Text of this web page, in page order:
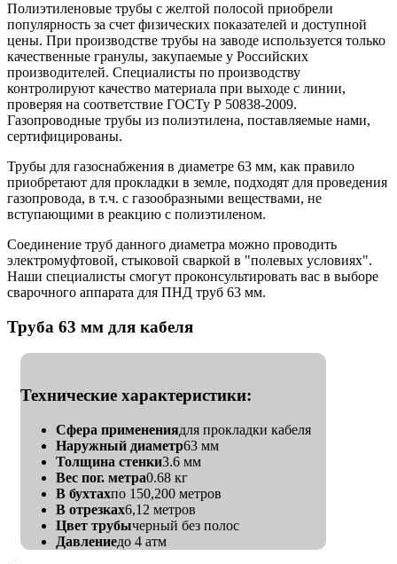
Полиэтиленовые трубы с желтой полосой приобрели
популярность за счет физических показателей и доступной
цены. При производстве трубы на заводе используется только
качественные гранулы, закупаемые у Российских
производителей. Специалисты по производству
контролируют качество материала при выходе с линии,
проверяя на соответствие ГОСТу Р 50838-2009.
Газопроводные трубы из полиэтилена, поставляемые нами,
сертифицированы.
Трубы для газоснабжения в диаметре 63 мм, как правило
приобретают для прокладки в земле, подходят для проведения
газопровода, в т.ч. с газообразными веществами, не
вступающими в реакцию с полиэтиленом.
Соединение труб данного диаметра можно проводить
электромуфтовой, стыковой сваркой в "полевых условиях".
Наши специалисты смогут проконсультировать вас в выборе
сварочного аппарата для ПНД труб 63 мм.
Труба 63 мм для кабеля
Технические характеристики:
Сфера применениядля прокладки кабеля
Наружный диаметр63 мм
Толщина стенки3.6 мм
Вес пог. метра0.68 кг
В бухтахпо 150,200 метров
В отрезках6,12 метров
Цвет трубычерный без полос
Давлениедо 4 атм